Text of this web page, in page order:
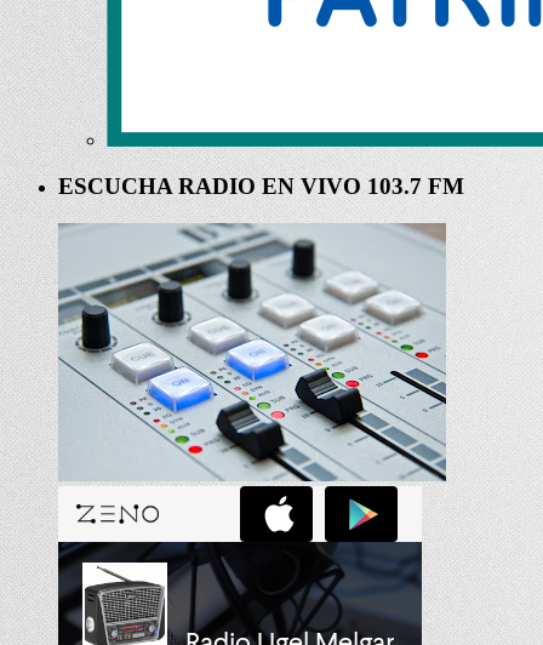
ESCUCHA RADIO EN VIVO 103.7 FM